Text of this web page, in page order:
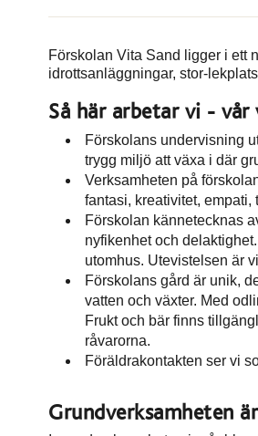
Förskolan Vita Sand ligger i ett
idrottsanläggningar, stor-
Så här arbetar vi - vår
Förskolans undervisning
trygg miljö att växa i där
Verksamheten på
fantasi, kreativitet, empati,
Förskolan kännetecknas
nyfikenhet och
utomhus. Utevistelsen är
Förskolans gård är unik,
vatten och växter. Med
Frukt och bär finns
råvarorna.
Föräldrakontakten ser vi
Grundverksamheten